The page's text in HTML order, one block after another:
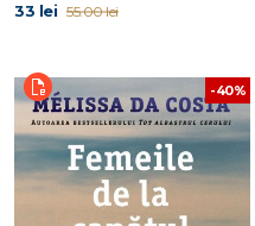
33 lei 55.00 lei
-40%